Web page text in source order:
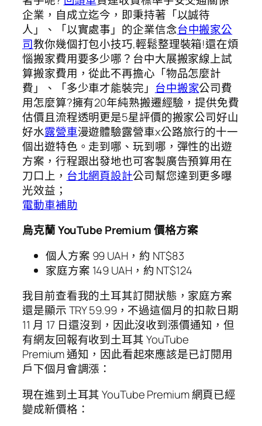
企業，自成立迄今，即秉持著「以誠待
人」、「以實處事」的企業信念台中搬家公
司教你幾個打包小技巧,輕鬆整理裝箱!還在煩
惱搬家費用要多少哪？台中大展搬家線上試
算搬家費用，從此不再擔心「物品怎麼計
費」、「多少車才能裝完」 台中搬家公司費
用怎麼算?擁有20年純熟搬遷經驗，提供免費
估價且流程透明更是5星評價的搬家公司好山
好水露營車漫遊體驗露營車x公路旅行的十一
個出遊特色。走到哪、玩到哪，彈性的出遊
方案，行程跟出發地也可客製廣告預算用在
刀口上， 台北網頁設計公司幫您達到更多曝
光效益；
電動車補助
烏克蘭 YouTube Premium 價格方案
個人方案 99 UAH，約 NT$83
家庭方案 149 UAH，約 NT$124
我目前查看我的土耳其訂閱狀態，家庭方案
還是顯示 TRY 59.99，不過這個月的扣款日期
11 月 17 日還沒到，因此沒收到漲價通知，但
有網友回報有收到土耳其 YouTube
Premium 通知，因此看起來應該是已訂閱用
戶下個月會調漲：
現在進到土耳其 YouTube Premium 網頁已經
變成新價格：